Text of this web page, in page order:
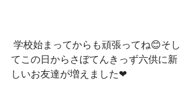
てこの日からさぼてんきっず六供に新
しいお友達が増えました❤